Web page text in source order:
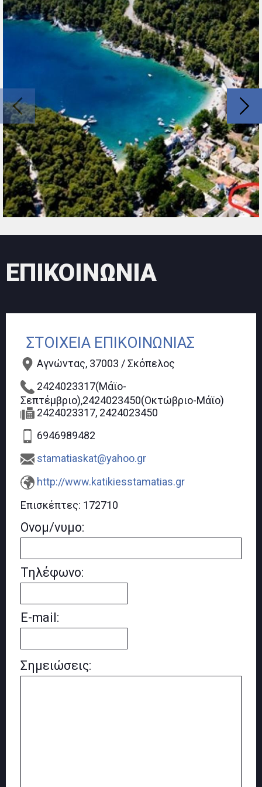
και την παραλία του Αγνώντα
ΕΠΙΚΟΙΝΩΝΙΑ
ΣΤΟΙΧΕΙΑ ΕΠΙΚΟΙΝΩΝΙΑΣ
Αγνώντας, 37003 / Σκόπελος
2424023317(Μάϊο-
Σεπτέμβριο),2424023450(Οκτώβριο-Μάϊο)
2424023317, 2424023450
6946989482
stamatiaskat@yahoo.gr
http://www.katikiesstamatias.gr
Επισκέπτες: 172710
Ονομ/νυμο:
Τηλέφωνο:
E-mail:
Σημειώσεις: